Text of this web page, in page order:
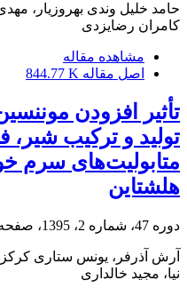
حامد خلیل وندی بهروزیار،
کامران رضایزدی
مشاهده مقاله
اصل مقاله 844.77 K
تأثیر افزودن
تولید و ترکیب
متابولیت‌های سرم
هلشتاین
دوره 47، شماره 2، 1395، صفحه
آرش آذرفر، یونس ستاری
نیا، مجید خالداری